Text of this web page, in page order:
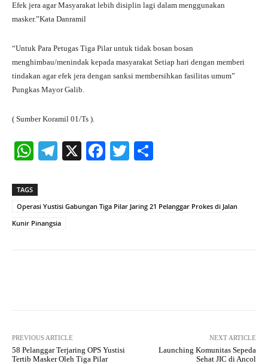
Efek jera agar Masyarakat lebih disiplin lagi dalam menggunakan
masker.”Kata Danramil
“Untuk Para Petugas Tiga Pilar untuk tidak bosan bosan
menghimbau/menindak kepada masyarakat Setiap hari dengan memberi
tindakan agar efek jera dengan sanksi membersihkan fasilitas umum”
Pungkas Mayor Galib.
( Sumber Koramil 01/Ts ).
W
ts
A
pp
Te
a
m
X
Fa
ok
T
r
TAGS
Operasi Yustisi Gabungan Tiga Pilar Jaring 21 Pelanggar Prokes di Jalan
Kunir Pinangsia
PREVIOUS ARTICLE
58 Pelanggar Terjaring OPS Yustisi
Tertib Masker Oleh Tiga Pilar
NEXT ARTICLE
Launching Komunitas Sepeda
Sehat JIC di Ancol